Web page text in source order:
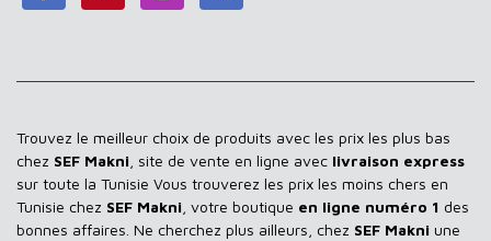
Trouvez le meilleur choix de produits avec les prix les plus bas
chez SEF Makni , site de vente en ligne avec livraison express
sur toute la Tunisie Vous trouverez les prix les moins chers en
Tunisie chez SEF Makni , votre boutique en ligne numéro 1 des
bonnes affaires. Ne cherchez plus ailleurs, chez SEF Makni une